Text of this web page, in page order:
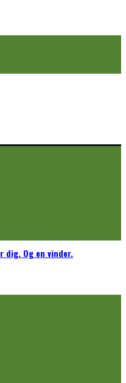
Og en vinder.